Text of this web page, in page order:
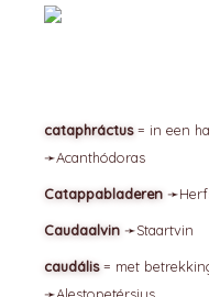
cataphráctus = in een
➛Acanthódoras
Catappabladeren ➛
Caudaalvin ➛Staartvin
caudális = met